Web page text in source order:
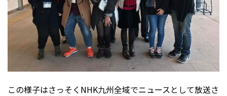
この様子はさっそくNHK九州全域でニュースとして放送さ